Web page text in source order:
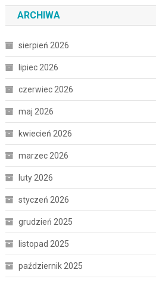
ARCHIWA
sierpień 2026
lipiec 2026
czerwiec 2026
maj 2026
kwiecień 2026
marzec 2026
luty 2026
styczeń 2026
grudzień 2025
listopad 2025
październik 2025